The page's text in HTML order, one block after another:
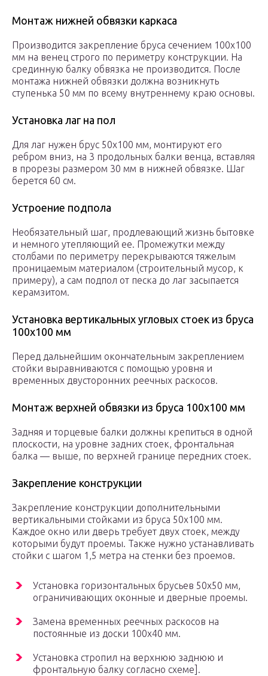
Монтаж нижней обвязки каркаса
Производится закрепление бруса сечением 100х100
мм на венец строго по периметру конструкции. На
срединную балку обвязка не производится. После
монтажа нижней обвязки должна возникнуть
ступенька 50 мм по всему внутреннему краю основы.
Установка лаг на пол
Для лаг нужен брус 50х100 мм, монтируют его
ребром вниз, на 3 продольных балки венца, вставляя
в прорезы размером 30 мм в нижней обвязке. Шаг
берется 60 см.
Устроение подпола
Необязательный шаг, продлевающий жизнь бытовке
и немного утепляющий ее. Промежутки между
столбами по периметру перекрываются тяжелым
проницаемым материалом (строительный мусор, к
примеру), а сам подпол от песка до лаг засыпается
керамзитом.
Установка вертикальных угловых стоек из бруса
100х100 мм
Перед дальнейшим окончательным закреплением
стойки выравниваются с помощью уровня и
временных двусторонних реечных раскосов.
Монтаж верхней обвязки из бруса 100х100 мм
Задняя и торцевые балки должны крепиться в одной
плоскости, на уровне задних стоек, фронтальная
балка — выше, по верхней границе передних стоек.
Закрепление конструкции
Закрепление конструкции дополнительными
вертикальными стойками из бруса 50х100 мм.
Каждое окно или дверь требует двух стоек, между
которыми будут проемы. Также нужно устанавливать
стойки с шагом 1,5 метра на стенки без проемов.
Установка горизонтальных брусьев 50х50 мм,
ограничивающих оконные и дверные проемы.
Замена временных реечных раскосов на
постоянные из доски 100х40 мм.
Установка стропил на верхнюю заднюю и
фронтальную балку согласно схеме].